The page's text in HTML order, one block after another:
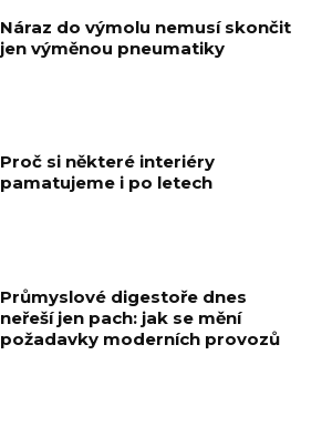
Náraz do výmolu nemusí skončit
jen výměnou pneumatiky
Proč si některé interiéry
pamatujeme i po letech
Průmyslové digestoře dnes
neřeší jen pach: jak se mění
požadavky moderních provozů